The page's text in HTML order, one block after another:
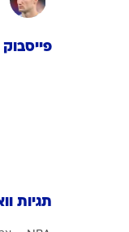
פייסבוק
תגיות